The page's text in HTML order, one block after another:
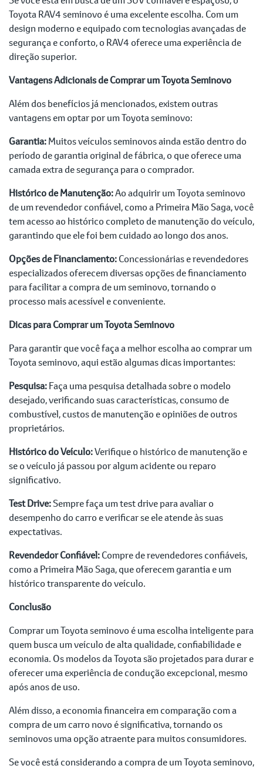
Toyota RAV4 seminovo é uma excelente escolha. Com um
design moderno e equipado com tecnologias avançadas de
segurança e conforto, o RAV4 oferece uma experiência de
direção superior.
Vantagens Adicionais de Comprar um Toyota Seminovo
Além dos benefícios já mencionados, existem outras
vantagens em optar por um Toyota seminovo:
Garantia:Muitos veículos seminovos ainda estão dentro do
período de garantia original de fábrica, o que oferece uma
camada extra de segurança para o comprador.
Histórico de Manutenção:Ao adquirir um Toyota seminovo
de um revendedor confiável, como a Primeira Mão Saga, você
tem acesso ao histórico completo de manutenção do veículo,
garantindo que ele foi bem cuidado ao longo dos anos.
Opções de Financiamento:Concessionárias e revendedores
especializados oferecem diversas opções de financiamento
para facilitar a compra de um seminovo, tornando o
processo mais acessível e conveniente.
Dicas para Comprar um Toyota Seminovo
Para garantir que você faça a melhor escolha ao comprar um
Toyota seminovo, aqui estão algumas dicas importantes:
Pesquisa:Faça uma pesquisa detalhada sobre o modelo
desejado, verificando suas características, consumo de
combustível, custos de manutenção e opiniões de outros
proprietários.
Histórico do Veículo:Verifique o histórico de manutenção e
se o veículo já passou por algum acidente ou reparo
significativo.
Test Drive:Sempre faça um test drive para avaliar o
desempenho do carro e verificar se ele atende às suas
expectativas.
Revendedor Confiável:Compre de revendedores confiáveis,
como a Primeira Mão Saga, que oferecem garantia e um
histórico transparente do veículo.
Conclusão
Comprar um Toyota seminovo é uma escolha inteligente para
quem busca um veículo de alta qualidade, confiabilidade e
economia. Os modelos da Toyota são projetados para durar e
oferecer uma experiência de condução excepcional, mesmo
após anos de uso.
Além disso, a economia financeira em comparação com a
compra de um carro novo é significativa, tornando os
seminovos uma opção atraente para muitos consumidores.
Se você está considerando a compra de um Toyota seminovo,